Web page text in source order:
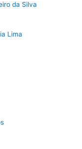
da Silva
Lima